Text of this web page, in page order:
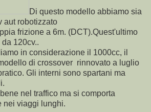
Di questo modello abbiamo sia
aut robotizzato
frizione a 6m. (DCT).Quest'ultimo
120cv..
in considerazione il 1000cc, il
di crossover rinnovato a luglio
Gli interni sono spartani ma
nel traffico ma si comporta
nei viaggi lunghi.